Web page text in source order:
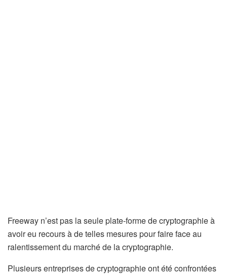
Freeway n’est pas la seule plate-forme de cryptographie à
avoir eu recours à de telles mesures pour faire face au
ralentissement du marché de la cryptographie.
Plusieurs entreprises de cryptographie ont été confrontées